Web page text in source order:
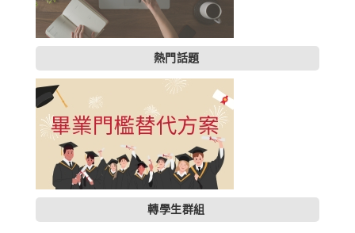
熱門話題
轉學生群組